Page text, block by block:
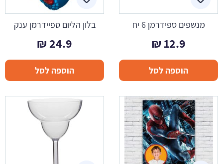
מנשפים ספידרמן 6 יח
12.9
₪
הוספה לסל
בלון הליום ספיידרמן ענק
24.9
₪
הוספה לסל